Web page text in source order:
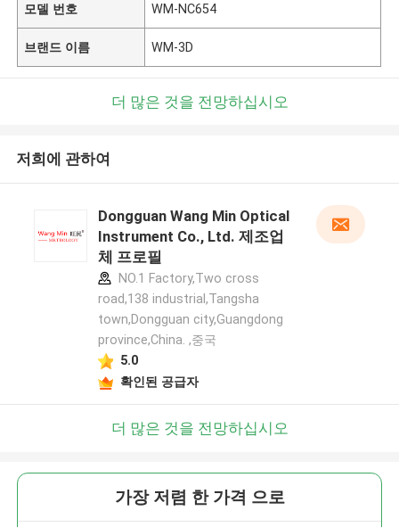
모델 번호 WM-NC654
브랜드 이름 WM-3D
더 많은 것을 전망하십시오
저희에 관하여
Dongguan Wang Min Optical
Instrument Co., Ltd. 제조업
체 프로필
NO.1 Factory,Two cross
road,138 industrial,Tangsha
town,Dongguan city,Guangdong
province,China. ,중국
5.0
확인된 공급자
더 많은 것을 전망하십시오
가장 저렴 한 가격 으로